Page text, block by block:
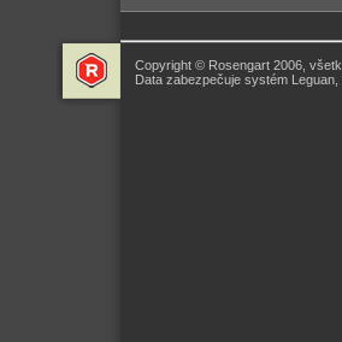
Copyright © Rosengart 2006,
Data zabezpečuje systém